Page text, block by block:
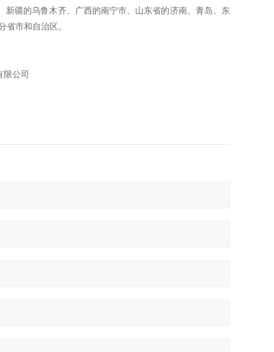
疆的乌鲁木齐、广西的南宁市、山东省的济南、青岛、东
省市和自治区。
公司